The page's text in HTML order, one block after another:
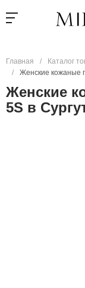
Главная / Каталог
/
Женские кожаные
Женские
5S в